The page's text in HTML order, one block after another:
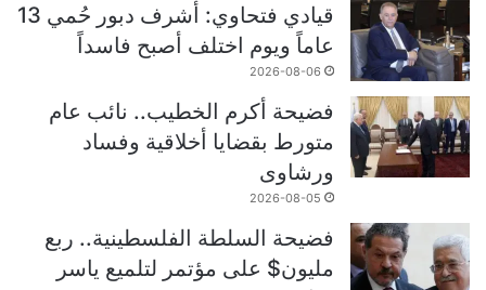
قيادي فتحاوي: أشرف دبور حُمي 13
عاماً ويوم اختلف أصبح فاسداً
2026-08-06
فضيحة أكرم الخطيب.. نائب عام
متورط بقضايا أخلاقية وفساد
ورشاوى
2026-08-05
فضيحة السلطة الفلسطينية.. ربع
مليون$ على مؤتمر لتلميع ياسر